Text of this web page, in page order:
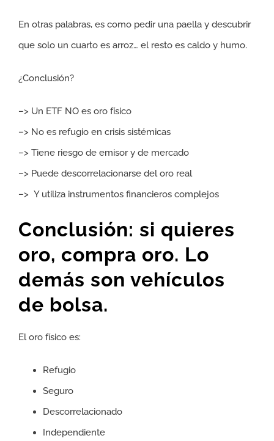
En otras palabras, es como pedir una paella y descubrir
que solo un cuarto es arroz… el resto es caldo y humo.
¿Conclusión?
–> Un ETF NO es oro físico
–> No es refugio en crisis sistémicas
–> Tiene riesgo de emisor y de mercado
–> Puede descorrelacionarse del oro real
–> Y utiliza instrumentos financieros complejos
Conclusión: si quieres
oro, compra oro. Lo
demás son vehículos
de bolsa.
El oro físico es:
Refugio
Seguro
Descorrelacionado
Independiente